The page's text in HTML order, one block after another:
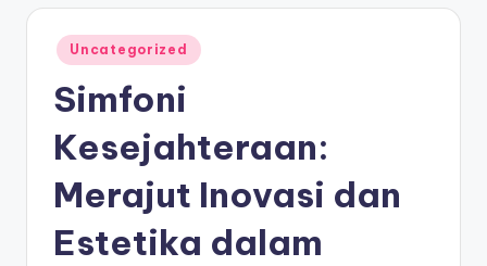
Posted
in
Uncategorized
Simfoni
Kesejahteraan:
Merajut Inovasi dan
Estetika dalam